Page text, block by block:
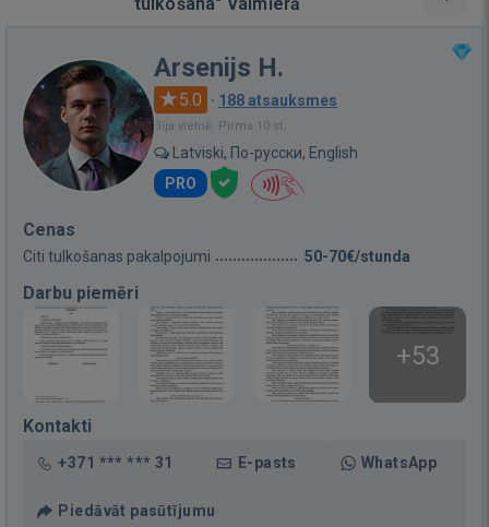
Arsenijs H.
5.0 · 188 atsauksmes
Bija vietnē: Pirms 10 st.
Latviski, По-русски, English
PRO
Cenas
Citi tulkošanas pakalpojumi 50-70€/stunda
Darbu piemēri
+53
Kontakti
+371 *** *** 31 E-pasts WhatsApp
Piedāvāt pasūtījumu